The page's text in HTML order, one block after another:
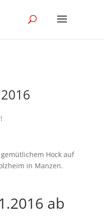
Hock auf
in Manzen.
ab